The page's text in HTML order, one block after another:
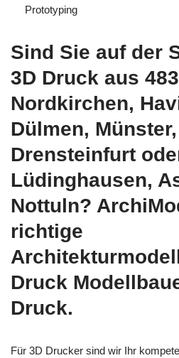
Prototyping
Sind Sie auf der
3D Druck aus
Nordkirchen,
Dülmen,
Drensteinfurt
Lüdinghausen,
Nottuln?
richtige
Druck
Druck.
Für 3D Drucker sind wir Ihr